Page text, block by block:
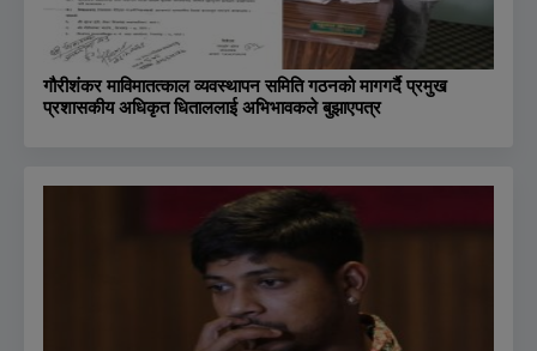
गौरीशंकर माविमातत्काल व्यवस्थापन समिति गठनको मागगर्दै प्रमुख
प्रशासकीय अधिकृत धिताललाई अभिभावकले बुझाएपत्र